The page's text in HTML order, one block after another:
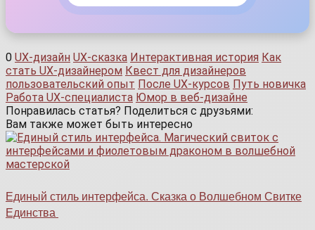
0 UX-дизайн UX-сказка Интерактивная история Как
стать UX-дизайнером Квест для дизайнеров
пользовательский опыт После UX-курсов Путь новичка
Работа UX-специалиста Юмор в веб-дизайне
Понравилась статья? Поделиться с друзьями:
Вам также может быть интересно
Единый стиль интерфейса. Сказка о Волшебном Свитке
Единства